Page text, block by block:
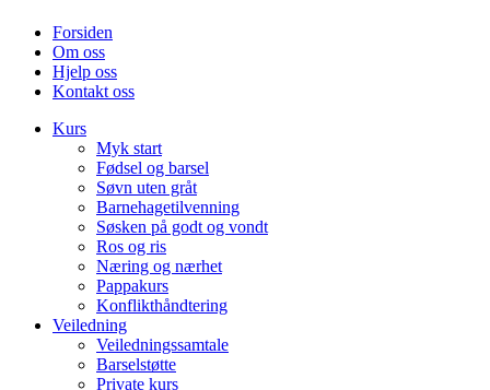
Forsiden
Om oss
Hjelp oss
Kontakt oss
Kurs
Myk start
Fødsel og barsel
Søvn uten gråt
Barnehagetilvenning
Søsken på godt og vondt
Ros og ris
Næring og nærhet
Pappakurs
Konflikthåndtering
Veiledning
Veiledningssamtale
Barselstøtte
Private kurs